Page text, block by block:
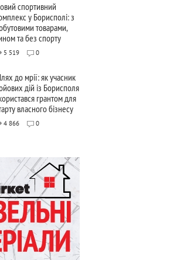
спортивний
у Борисполі: з
товарами,
та без спорту
5 519 0
до мрії: як учасник
дій із Борисполя
грантом для
власного бізнесу
4 866 0